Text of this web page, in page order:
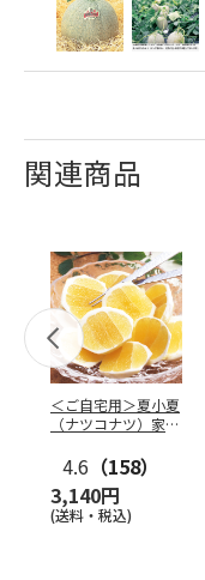
関連商品
＜ご自宅用＞夏小夏
（ナツコナツ）家庭
4.6 （158）
3,140円
(送料・税込)